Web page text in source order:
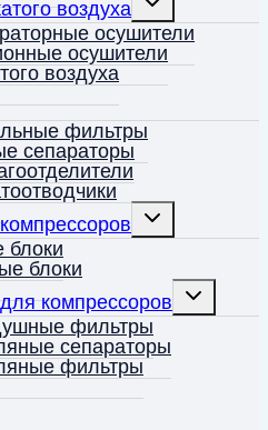
воздуха
меню
осушители
осушители
воздуха
фильтры
сепараторы
Переключить
блоки
блоки
компрессоров
Переключить
фильтры
сепараторы
фильтры